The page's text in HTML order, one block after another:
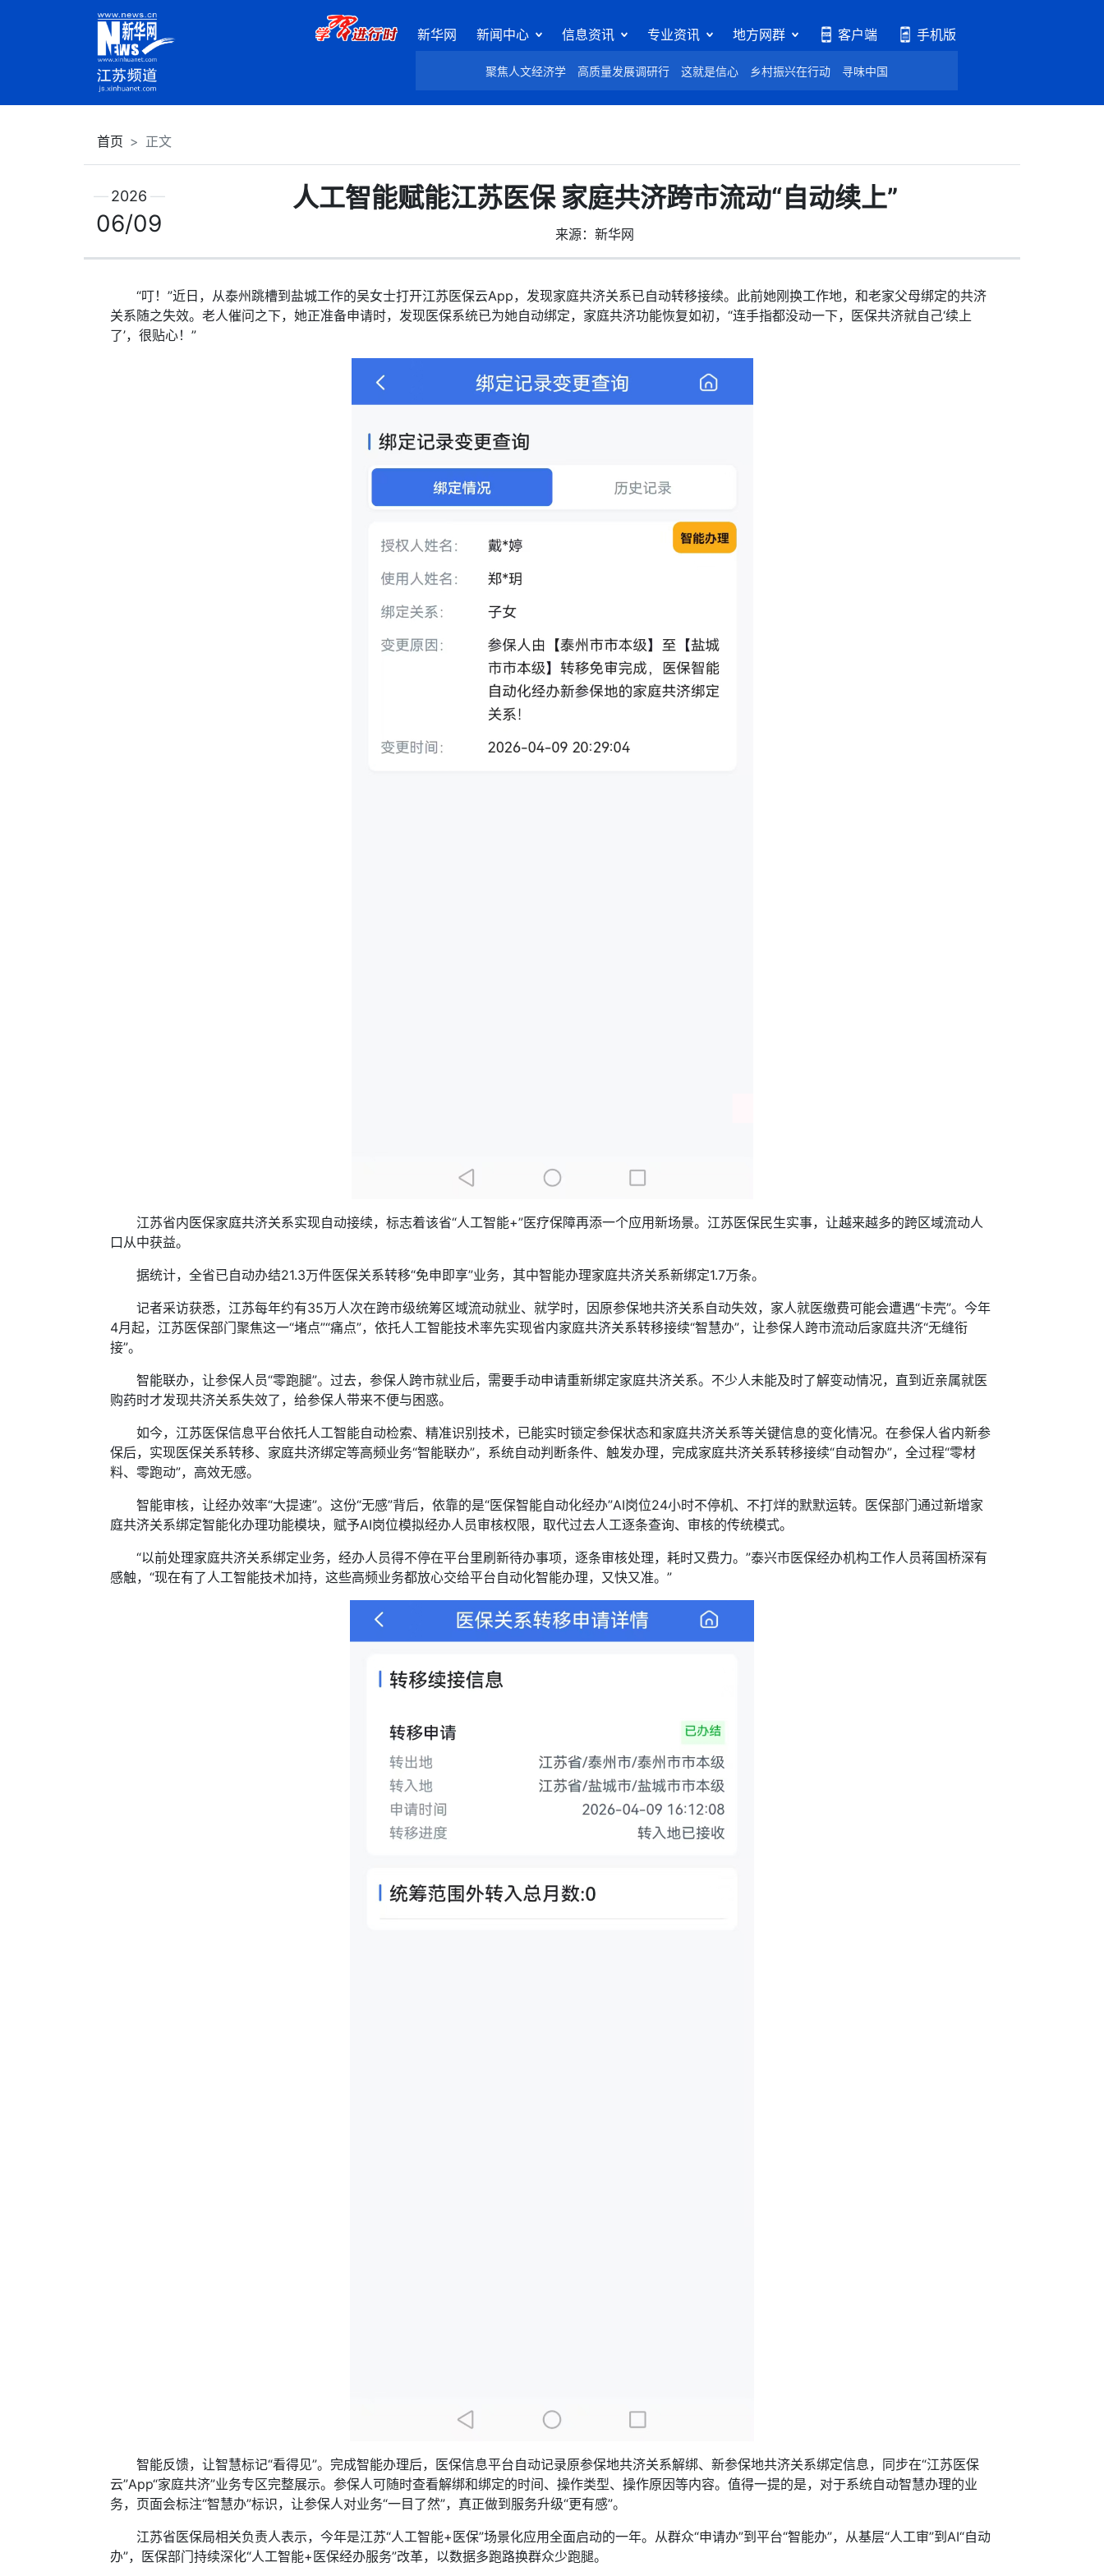
新华网 新闻中心 信息资讯 专业资讯 地方网群 客户端 手机版
聚焦人文经济学 高质量发展调研行 这就是信心 乡村振兴在行动 寻味中国
首页 正文
人工智能赋能江苏医保 家庭共济跨市流动“自动续上”
来源：新华网
2026
06/09
“叮！”近日，从泰州跳槽到盐城工作的吴女士打开江苏医保云App，发现家庭共济关系已自动转移接续。此前她刚换工作地，和老家父母绑定的共济
关系随之失效。老人催问之下，她正准备申请时，发现医保系统已为她自动绑定，家庭共济功能恢复如初，“连手指都没动一下，医保共济就自己‘续上
了’，很贴心！”
江苏省内医保家庭共济关系实现自动接续，标志着该省“人工智能+”医疗保障再添一个应用新场景。江苏医保民生实事，让越来越多的跨区域流动人
口从中获益。
据统计，全省已自动办结21.3万件医保关系转移“免申即享”业务，其中智能办理家庭共济关系新绑定1.7万条。
记者采访获悉，江苏每年约有35万人次在跨市级统筹区域流动就业、就学时，因原参保地共济关系自动失效，家人就医缴费可能会遭遇“卡壳”。今年
4月起，江苏医保部门聚焦这一“堵点”“痛点”，依托人工智能技术率先实现省内家庭共济关系转移接续“智慧办”，让参保人跨市流动后家庭共济“无缝衔
接”。
智能联办，让参保人员“零跑腿”。过去，参保人跨市就业后，需要手动申请重新绑定家庭共济关系。不少人未能及时了解变动情况，直到近亲属就医
购药时才发现共济关系失效了，给参保人带来不便与困惑。
如今，江苏医保信息平台依托人工智能自动检索、精准识别技术，已能实时锁定参保状态和家庭共济关系等关键信息的变化情况。在参保人省内新参
保后，实现医保关系转移、家庭共济绑定等高频业务“智能联办”，系统自动判断条件、触发办理，完成家庭共济关系转移接续“自动智办”，全过程“零材
料、零跑动”，高效无感。
智能审核，让经办效率“大提速”。这份“无感”背后，依靠的是“医保智能自动化经办”AI岗位24小时不停机、不打烊的默默运转。医保部门通过新增家
庭共济关系绑定智能化办理功能模块，赋予AI岗位模拟经办人员审核权限，取代过去人工逐条查询、审核的传统模式。
“以前处理家庭共济关系绑定业务，经办人员得不停在平台里刷新待办事项，逐条审核处理，耗时又费力。”泰兴市医保经办机构工作人员蒋国桥深有
感触，“现在有了人工智能技术加持，这些高频业务都放心交给平台自动化智能办理，又快又准。”
智能反馈，让智慧标记“看得见”。完成智能办理后，医保信息平台自动记录原参保地共济关系解绑、新参保地共济关系绑定信息，同步在“江苏医保
云”App“家庭共济”业务专区完整展示。参保人可随时查看解绑和绑定的时间、操作类型、操作原因等内容。值得一提的是，对于系统自动智慧办理的业
务，页面会标注“智慧办”标识，让参保人对业务“一目了然”，真正做到服务升级“更有感”。
江苏省医保局相关负责人表示，今年是江苏“人工智能+医保”场景化应用全面启动的一年。从群众“申请办”到平台“智能办”，从基层“人工审”到AI“自动
办”，医保部门持续深化“人工智能+医保经办服务”改革，以数据多跑路换群众少跑腿。